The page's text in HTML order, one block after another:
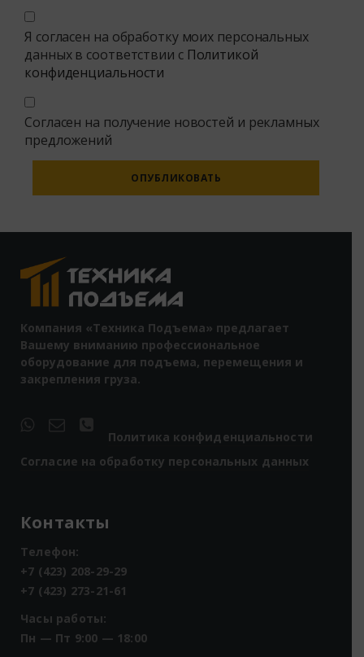
Я согласен на обработку моих персональных
данных в соответствии с Политикой
конфиденциальности
Согласен на получение новостей и рекламных
предложений
Компания «Техника Подъема» предлагает
Вашему вниманию профессиональное
оборудование для подъема, перемещения и
закрепления груза.
Политика конфиденциальности
Согласие на обработку персональных данных
Контакты
Телефон:
+7 (423) 208-29-29
+7 (423) 273-21-61
Часы работы:
Пн — Пт 9:00 — 18:00